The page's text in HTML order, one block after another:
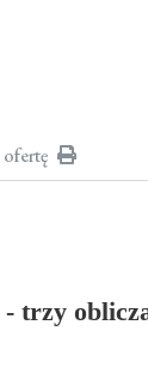
trzy